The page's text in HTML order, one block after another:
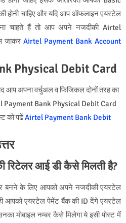
होनी चाहिए और यदि आप ऑफलाइन एयरटेल
चाहते हैं तो आप अपने नजदीकी Airtel
जाकर Airtel Payment Bank Account
Physical Debit Card
अपना वर्चुअल व फिजिकल दोनोंं तरह का
Payment Bank Physical Debit Card
को पढेंAirtel Payment Bank Debit
रिटेलर आई डी कैसे मिलती है?
बनने के लिए आपको अपने नजदीकी एयरटेल
आपको एयरटेल पेमेंट बैंक की ID देंगे एयरटेल
मोबाइल नम्बर कैसे मिलेगा ये इसी पोस्ट में